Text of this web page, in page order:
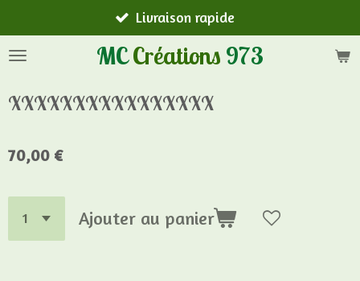
au
contenu
MCCréations 973
Livraison rapide
XXXXXXXXXXXXXXXX
70,00 €
Ajouter au panier